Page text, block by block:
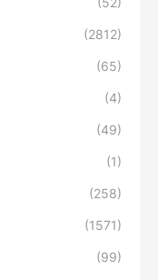
(2812)
(65)
(4)
(49)
(1)
(258)
(1571)
(99)